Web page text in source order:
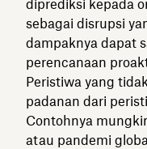
diprediksi kepada
sebagai disrupsi
dampaknya dapat
perencanaan
Peristiwa yang
padanan dari
Contohnya
atau pandemi